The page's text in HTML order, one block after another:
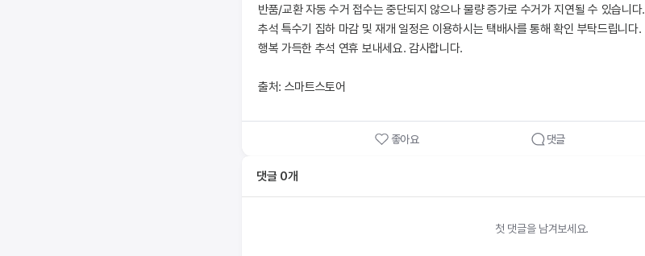
반품/교환 자동 수거 접수는 중단되지 않으나 물량 증가로 수거가 지연될 수 있습니다.
추석 특수기 집하 마감 및 재개 일정은 이용하시는 택배사를 통해 확인 부탁드립니다.
행복 가득한 추석 연휴 보내세요. 감사합니다.
출처: 스마트스토어
좋아요 댓글
댓글 0개
첫 댓글을 남겨보세요.